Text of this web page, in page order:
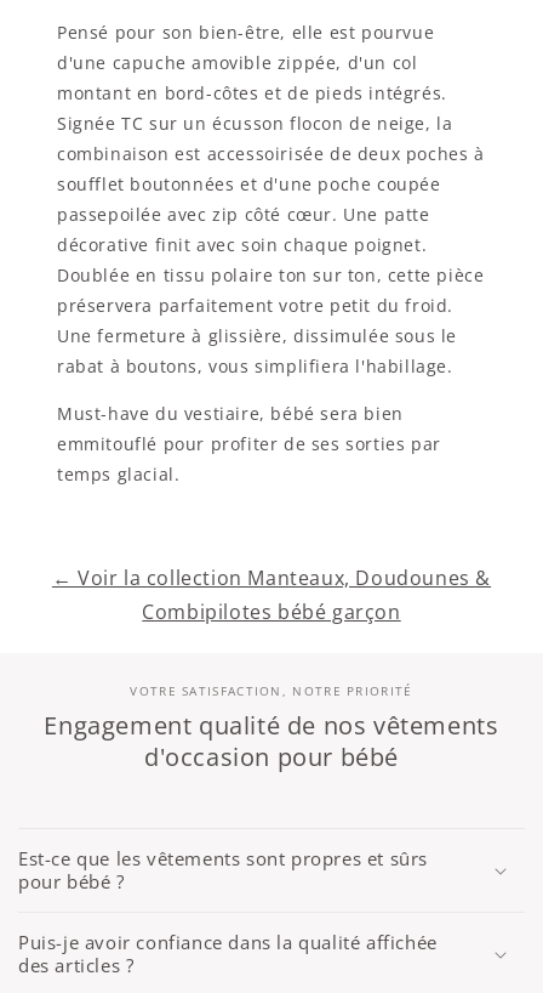
Pensé pour son bien-être, elle est pourvue
d'une capuche amovible zippée, d'un col
montant en bord-côtes et de pieds intégrés.
Signée TC sur un écusson flocon de neige, la
combinaison est accessoirisée de deux poches à
soufflet boutonnées et d'une poche coupée
passepoilée avec zip côté cœur. Une patte
décorative finit avec soin chaque poignet.
Doublée en tissu polaire ton sur ton, cette pièce
préservera parfaitement votre petit du froid.
Une fermeture à glissière, dissimulée sous le
rabat à boutons, vous simplifiera l'habillage.
Must-have du vestiaire, bébé sera bien
emmitouflé pour profiter de ses sorties par
temps glacial.
← Voir la collection Manteaux, Doudounes &
Combipilotes bébé garçon
VOTRE SATISFACTION, NOTRE PRIORITÉ
Engagement qualité de nos vêtements
d'occasion pour bébé
Est-ce que les vêtements sont propres et sûrs
pour bébé ?
Puis-je avoir confiance dans la qualité affichée
des articles ?